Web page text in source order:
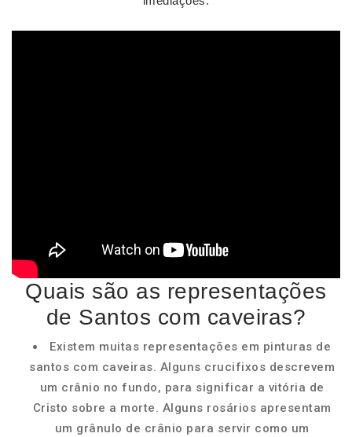
Quais são as representações
de Santos com caveiras?
Existem muitas representações em pinturas de
santos com caveiras. Alguns crucifixos descrevem
um crânio no fundo, para significar a vitória de
Cristo sobre a morte. Alguns rosários apresentam
um grânulo de crânio para servir como um